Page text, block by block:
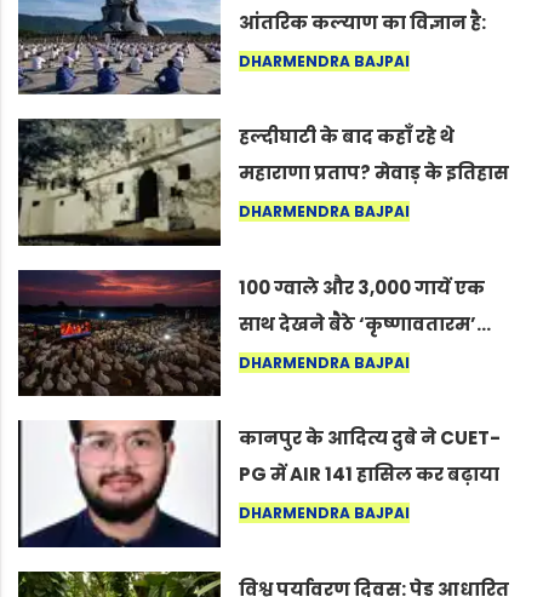
आंतरिक कल्याण का विज्ञान है:
अंतरराष्ट्रीय योग दिवस 2026 पर
DHARMENDRA BAJPAI
हल्दीघाटी के बाद कहाँ रहे थे
महाराणा प्रताप? मेवाड़ के इतिहास
का वह अनकहा अध्याय जो आज भी
DHARMENDRA BAJPAI
100 ग्वाले और 3,000 गायें एक
साथ देखने बैठे ‘कृष्णावतारम’…
नागपुर में दिखा ऐसा नज़ारा कि
कर सकते हैं”
DHARMENDRA BAJPAI
कानपुर के आदित्य दुबे ने CUET-
PG में AIR 141 हासिल कर बढ़ाया
शहर का मान
DHARMENDRA BAJPAI
विश्व पर्यावरण दिवस: पेड़ आधारित